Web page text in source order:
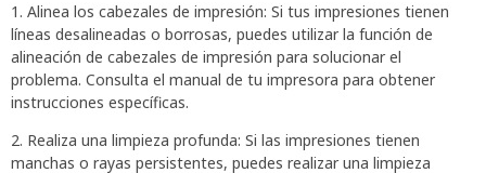
1. Alinea los cabezales de impresión: Si tus impresiones tienen
líneas desalineadas o borrosas, puedes utilizar la función de
alineación de cabezales de impresión para solucionar el
problema. Consulta el manual de tu impresora para obtener
instrucciones específicas.
2. Realiza una limpieza profunda: Si las impresiones tienen
manchas o rayas persistentes, puedes realizar una limpieza